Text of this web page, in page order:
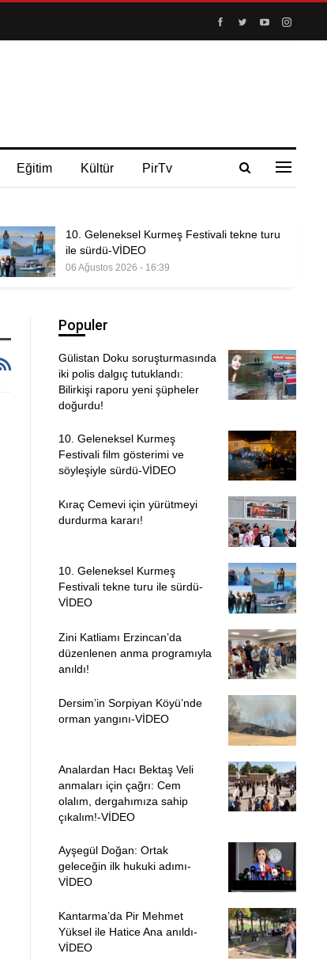
Eğitim Kültür PirTv
10. Geleneksel Kurmeş Festivali tekne turu
ile sürdü-VİDEO
06 Ağustos 2026 - 16:39
Populer
Gülistan Doku soruşturmasında
iki polis dalgıç tutuklandı:
Bilirkişi raporu yeni şüpheler
doğurdu!
10. Geleneksel Kurmeş
Festivali film gösterimi ve
söyleşiyle sürdü-VİDEO
Kıraç Cemevi için yürütmeyi
durdurma kararı!
10. Geleneksel Kurmeş
Festivali tekne turu ile sürdü-
VİDEO
Zini Katliamı Erzincan’da
düzenlenen anma programıyla
anıldı!
Dersim’in Sorpiyan Köyü’nde
orman yangını-VİDEO
Analardan Hacı Bektaş Veli
anmaları için çağrı: Cem
olalım, dergahımıza sahip
çıkalım!-VİDEO
Ayşegül Doğan: Ortak
geleceğin ilk hukuki adımı-
VİDEO
Kantarma’da Pir Mehmet
Yüksel ile Hatice Ana anıldı-
VİDEO